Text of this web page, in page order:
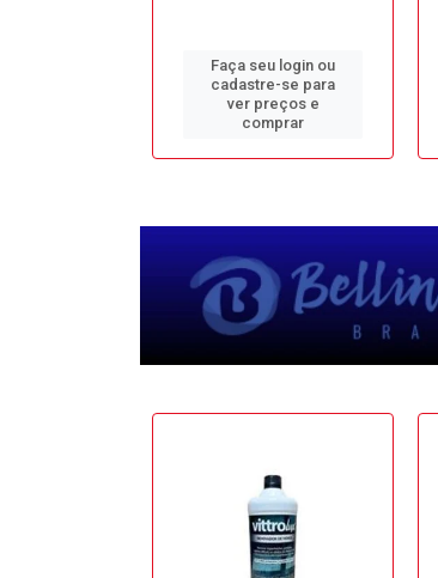
Faça seu login ou
cadastre-se para
ver preços e
comprar